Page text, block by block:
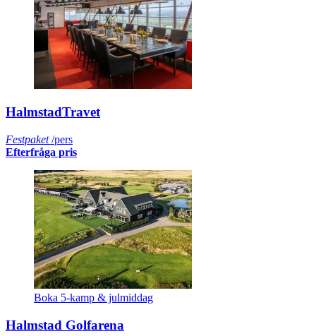
HalmstadTravet
Festpaket/pers
Efterfråga pris
Boka 5-kamp & julmiddag
Halmstad Golfarena